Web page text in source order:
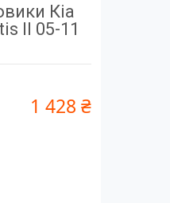
Кіа
II 05-11
1 428 ₴